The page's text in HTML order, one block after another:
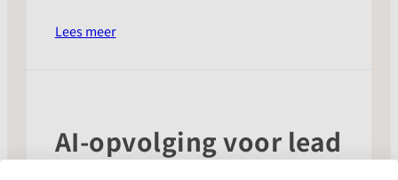
Lees meer:
AI-opvolging voor lead
ads